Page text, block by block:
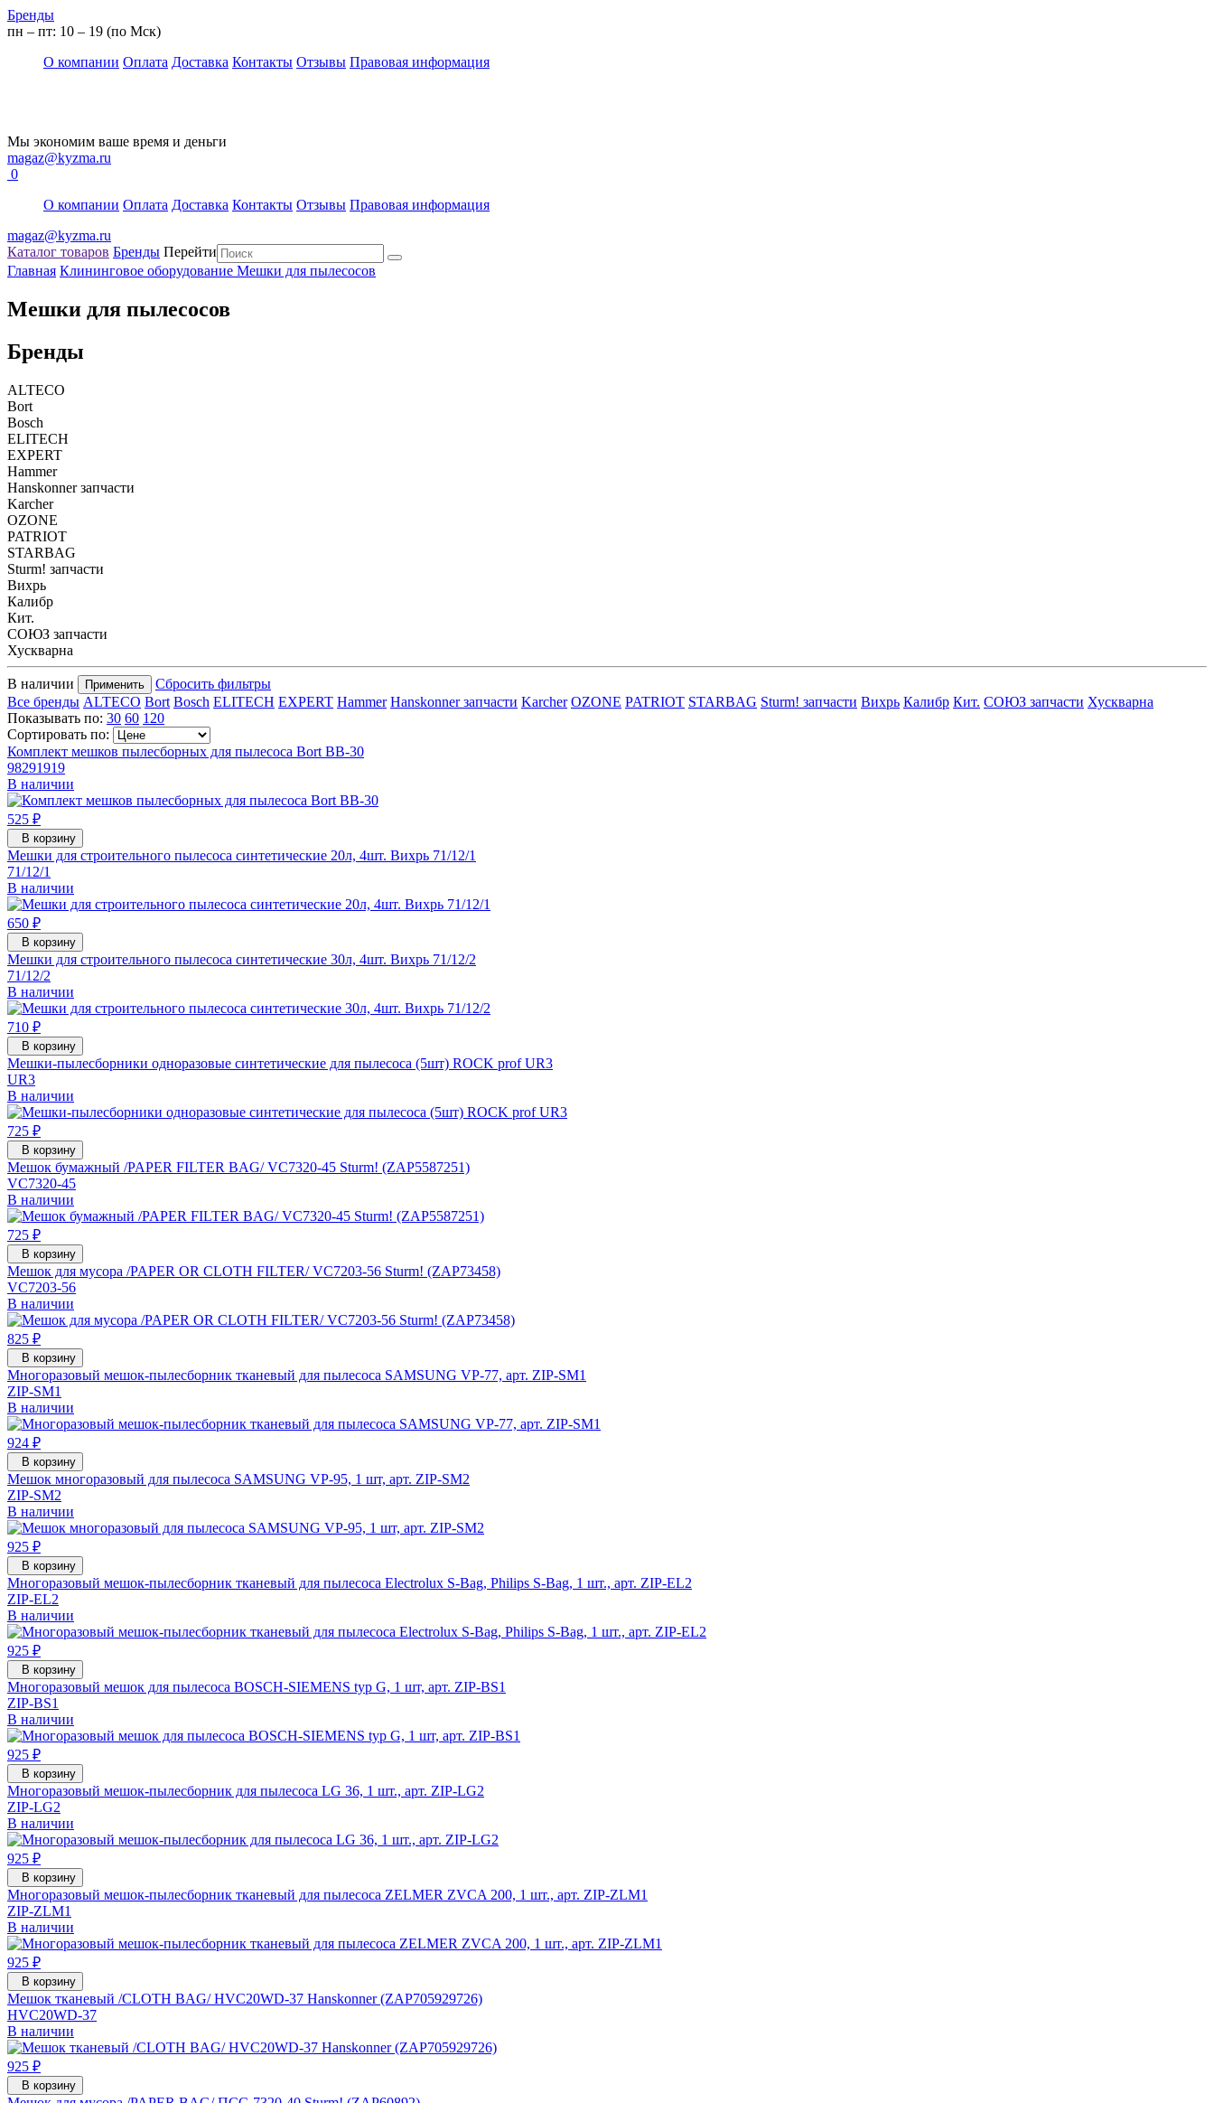
Бренды
пн – пт: 10 – 19 (по Мск)
О компании Оплата Доставка Контакты Отзывы Правовая информация
Мы экономим ваше время и деньги
magaz@kyzma.ru
0
О компании Оплата Доставка Контакты Отзывы Правовая информация
magaz@kyzma.ru
Каталог товаров Бренды Перейти
Главная Клининговое оборудование Мешки для пылесосов
Мешки для пылесосов
Бренды
ALTECO
Bort
Bosch
ELITECH
EXPERT
Hammer
Hanskonner запчасти
Karcher
OZONE
PATRIOT
STARBAG
Sturm! запчасти
Вихрь
Калибр
Кит.
СОЮЗ запчасти
Хускварна
В наличии Применить
Сбросить фильтры
Все бренды ALTECO Bort Bosch ELITECH EXPERT Hammer Hanskonner запчасти Karcher OZONE PATRIOT STARBAG Sturm! запчасти Вихрь Калибр Кит. СОЮЗ запчасти Хускварна
Показывать по: 30 60 120
Сортировать по:
Комплект мешков пылесборных для пылесоса Bort BB-30
98291919
В наличии
525 ₽
В корзину
Мешки для строительного пылесоса синтетические 20л, 4шт. Вихрь 71/12/1
71/12/1
В наличии
650 ₽
В корзину
Мешки для строительного пылесоса синтетические 30л, 4шт. Вихрь 71/12/2
71/12/2
В наличии
710 ₽
В корзину
Мешки-пылесборники одноразовые синтетические для пылесоса (5шт) ROCK prof UR3
UR3
В наличии
725 ₽
В корзину
Мешок бумажный /PAPER FILTER BAG/ VC7320-45 Sturm! (ZAP5587251)
VC7320-45
В наличии
725 ₽
В корзину
Мешок для мусора /PAPER OR CLOTH FILTER/ VC7203-56 Sturm! (ZAP73458)
VC7203-56
В наличии
825 ₽
В корзину
Многоразовый мешок-пылесборник тканевый для пылесоса SAMSUNG VP-77, арт. ZIP-SM1
ZIP-SM1
В наличии
924 ₽
В корзину
Мешок многоразовый для пылесоса SAMSUNG VP-95, 1 шт, арт. ZIP-SM2
ZIP-SM2
В наличии
925 ₽
В корзину
Многоразовый мешок-пылесборник тканевый для пылесоса Electrolux S-Bag, Philips S-Bag, 1 шт., арт. ZIP-EL2
ZIP-EL2
В наличии
925 ₽
В корзину
Многоразовый мешок для пылесоса BOSCH-SIEMENS typ G, 1 шт, арт. ZIP-BS1
ZIP-BS1
В наличии
925 ₽
В корзину
Многоразовый мешок-пылесборник для пылесоса LG 36, 1 шт., арт. ZIP-LG2
ZIP-LG2
В наличии
925 ₽
В корзину
Многоразовый мешок-пылесборник тканевый для пылесоса ZELMER ZVCA 200, 1 шт., арт. ZIP-ZLM1
ZIP-ZLM1
В наличии
925 ₽
В корзину
Мешок тканевый /CLOTH BAG/ HVC20WD-37 Hanskonner (ZAP705929726)
HVC20WD-37
В наличии
925 ₽
В корзину